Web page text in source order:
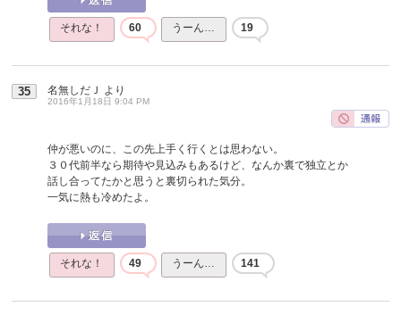
それな！ 60 うーん… 19
35 名無しだＪ より
2016年1月18日 9:04 PM
仲が悪いのに、この先上手く行くとは思わない。
３０代前半なら期待や見込みもあるけど、なんか裏で独立とか
話し合ってたかと思うと裏切られた気分。
一気に熱も冷めたよ。
それな！ 49 うーん… 141